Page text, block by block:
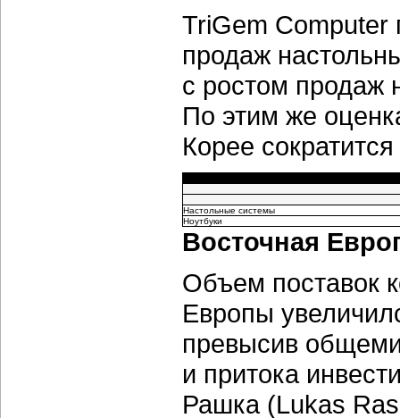
TriGem Computer
продаж
с ростом продаж
По этим же
Корее
Настольные системы
Ноутбуки
Восточная
Объем поставок
Европы
превысив
и притока
Рашка (Lukas